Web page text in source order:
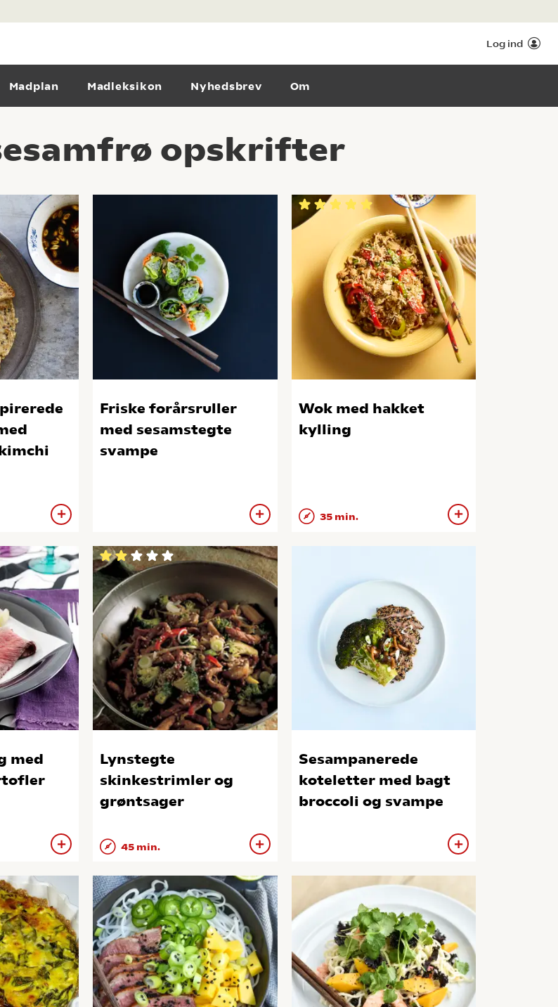
Log ind
Madplan Madleksikon Nyhedsbrev Om
opskrifter
Friske forårsruller
med sesamstegte
svampe
Wok med hakket
kylling
35 min.
med
Lynstegte
skinkestrimler og
grøntsager
45 min.
Sesampanerede
koteletter med bagt
broccoli og svampe